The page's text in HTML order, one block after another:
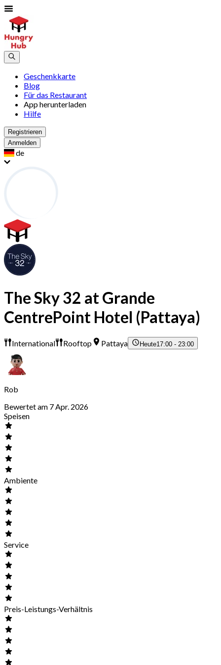
Geschenkkarte
Blog
Für das Restaurant
App herunterladen
Hilfe
Registrieren
Anmelden
de
The Sky 32 at Grande
CentrePoint Hotel (Pattaya)
International Rooftop Pattaya Heute17:00 - 23:00
Rob
Bewertet am 7 Apr. 2026
Speisen
Ambiente
Service
Preis-Leistungs-Verhältnis